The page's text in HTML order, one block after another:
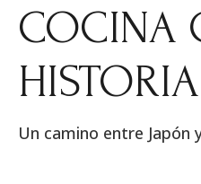
COCINA
HISTORIA
Un camino entre Japón